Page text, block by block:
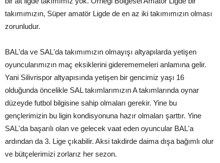
takımımızın, Süper amatör Ligde de en az iki takımımızın olması
zorunludur.
BAL'da ve SAL'da takımımızın olmayışı altyapılarda yetişen
oyuncularımızın maç eksiklerini giderememeleri anlamına gelir.
Yani Silivrispor altyapısında yetişen bir gencimiz yaşı 16
olduğunda öncelikle SAL takımlarımızın A takımlarında oynar
düzeyde futbol bilgisine sahip olmaları gerekir. Yine bu
gençlerimizin bu ligin kondisyonuna hazır olmaları şarttır. Yine
SAL'da başarılı olan ve gelecek vaat eden oyuncular BAL'a
ardından da 3. Lige çıkabilir. Aksi takdirde daima dışa bağımlı olur
ve bütçelerimizi zorlarız her sezon.